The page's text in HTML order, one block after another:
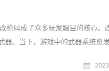
枪码成了众多玩家瞩目的核心。
。当下，游戏中的武器系统愈发